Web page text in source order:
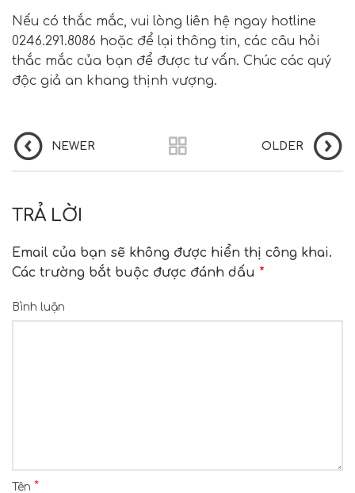
Nếu có thắc mắc, vui lòng liên hệ ngay hotline
0246.291.8086 hoặc để lại thông tin, các câu hỏi
thắc mắc của bạn để được tư vấn. Chúc các quý
độc giả an khang thịnh vượng.
NEWER OLDER
TRẢ LỜI
Email của bạn sẽ không được hiển thị công khai.
Các trường bắt buộc được đánh dấu *
Bình luận
Tên *